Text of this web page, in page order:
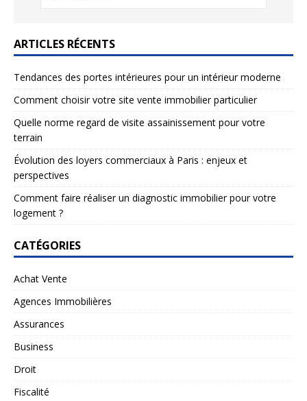
ARTICLES RÉCENTS
Tendances des portes intérieures pour un intérieur moderne
Comment choisir votre site vente immobilier particulier
Quelle norme regard de visite assainissement pour votre
terrain
Évolution des loyers commerciaux à Paris : enjeux et
perspectives
Comment faire réaliser un diagnostic immobilier pour votre
logement ?
CATÉGORIES
Achat Vente
Agences Immobilières
Assurances
Business
Droit
Fiscalité